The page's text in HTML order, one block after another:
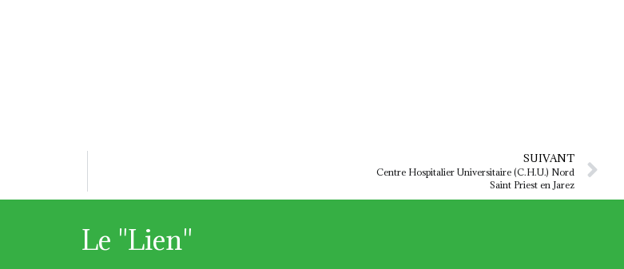
SUIVANT
Centre Hospitalier Universitaire (C.H.U.) Nord
Saint Priest en Jarez
Le "Lien"